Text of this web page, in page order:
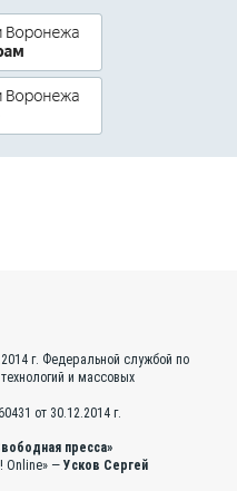
г. Федеральной службой по
и массовых
от 30.12.2014 г.
пресса»
Online» — Усков Сергей